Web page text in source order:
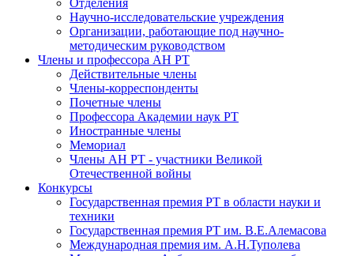
Научно-исследовательские учреждения
Организации, работающие под научно-
методическим руководством
Члены и профессора АН РТ
Действительные члены
Члены-корреспонденты
Почетные члены
Профессора Академии наук РТ
Иностранные члены
Мемориал
Члены АН РТ - участники Великой
Отечественной войны
Конкурсы
Государственная премия РТ в области науки и
техники
Государственная премия РТ им. В.Е.Алемасова
Международная премия им. А.Н.Туполева